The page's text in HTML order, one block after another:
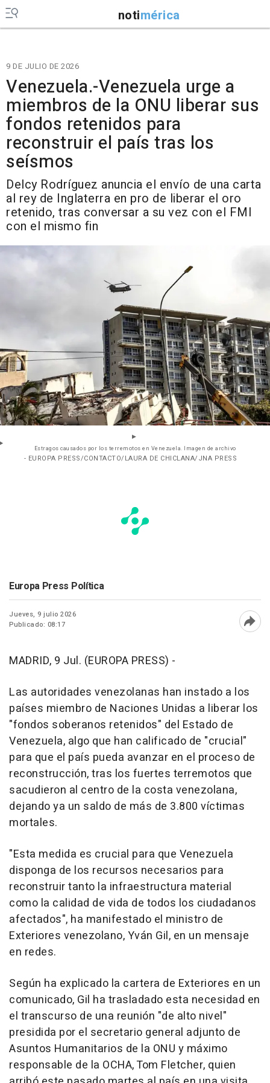
notimérica
9 DE JULIO DE 2026
Venezuela.-Venezuela urge a
miembros de la ONU liberar sus
fondos retenidos para
reconstruir el país tras los
seísmos
Delcy Rodríguez anuncia el envío de una carta
al rey de Inglaterra en pro de liberar el oro
retenido, tras conversar a su vez con el FMI
con el mismo fin
Estragos causados por los terremotos en Venezuela. Imagen de archivo
- EUROPA PRESS/CONTACTO/LAURA DE CHICLANA/JNA PRESS
Europa Press Política
Jueves, 9 julio 2026
Publicado: 08:17
MADRID, 9 Jul. (EUROPA PRESS) -
Las autoridades venezolanas han instado a los
países miembro de Naciones Unidas a liberar los
"fondos soberanos retenidos" del Estado de
Venezuela, algo que han calificado de "crucial"
para que el país pueda avanzar en el proceso de
reconstrucción, tras los fuertes terremotos que
sacudieron al centro de la costa venezolana,
dejando ya un saldo de más de 3.800 víctimas
mortales.
"Esta medida es crucial para que Venezuela
disponga de los recursos necesarios para
reconstruir tanto la infraestructura material
como la calidad de vida de todos los ciudadanos
afectados", ha manifestado el ministro de
Exteriores venezolano, Yván Gil, en un mensaje
en redes.
Según ha explicado la cartera de Exteriores en un
comunicado, Gil ha trasladado esta necesidad en
el transcurso de una reunión "de alto nivel"
presidida por el secretario general adjunto de
Asuntos Humanitarios de la ONU y máximo
responsable de la OCHA, Tom Fletcher, quien